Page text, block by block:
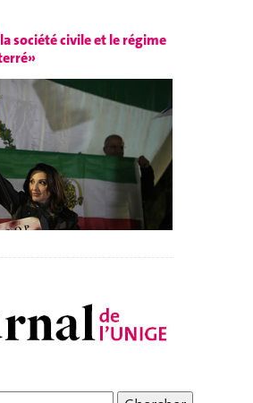
société civile et le régime